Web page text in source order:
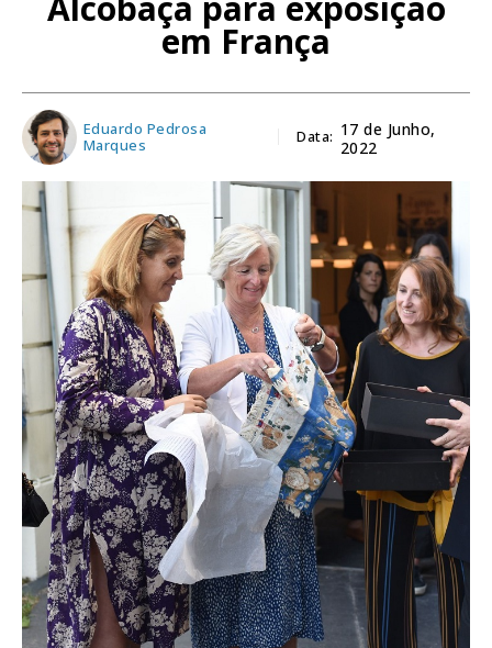
em França
Eduardo Pedrosa
Marques
Data: 17 de Junho,
2022